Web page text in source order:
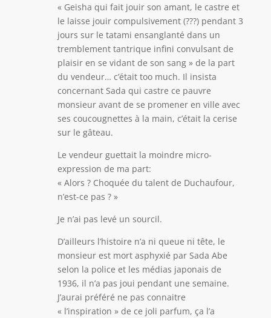
« Geisha qui fait jouir son amant, le castre et
le laisse jouir compulsivement (???) pendant 3
jours sur le tatami ensanglanté dans un
tremblement tantrique infini convulsant de
plaisir en se vidant de son sang » de la part
du vendeur… c’était too much. Il insista
concernant Sada qui castre ce pauvre
monsieur avant de se promener en ville avec
ses coucougnettes à la main, c’était la cerise
sur le gâteau.
Le vendeur guettait la moindre micro-
expression de ma part:
« Alors ? Choquée du talent de Duchaufour,
n’est-ce pas ? »
Je n’ai pas levé un sourcil.
D’ailleurs l’histoire n’a ni queue ni tête, le
monsieur est mort asphyxié par Sada Abe
selon la police et les médias japonais de
1936, il n’a pas joui pendant une semaine.
J’aurai préféré ne pas connaitre
« l’inspiration » de ce joli parfum, ça l’a